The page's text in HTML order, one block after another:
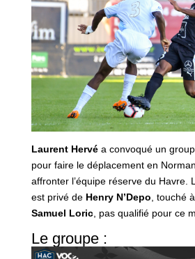
Laurent Hervéa convoqué un
pour faire le déplacement en
affronter l’équipe réserve du Havre.
est privé de Henry N’Depo , touché
Samuel Loric, pas qualifié pour ce
Le groupe :